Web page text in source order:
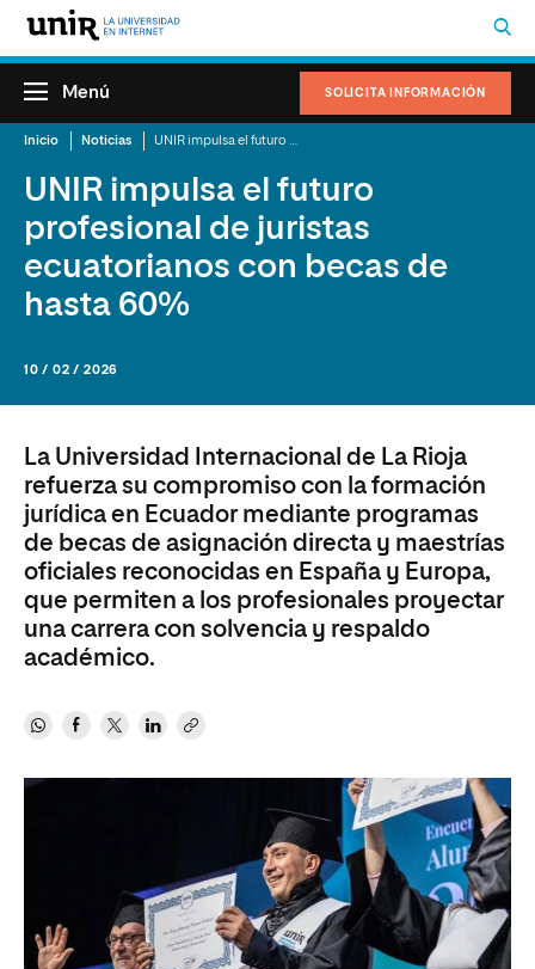
SOLICITA INFORMACIÓN
Menú
Inicio Noticias
UNIR impulsa el futuro
profesional de juristas
ecuatorianos con becas de
hasta 60%
10 / 02 / 2026
La Universidad Internacional de La Rioja
refuerza su compromiso con la formación
jurídica en Ecuador mediante programas
de becas de asignación directa y maestrías
oficiales reconocidas en España y Europa,
que permiten a los profesionales proyectar
una carrera con solvencia y respaldo
académico.